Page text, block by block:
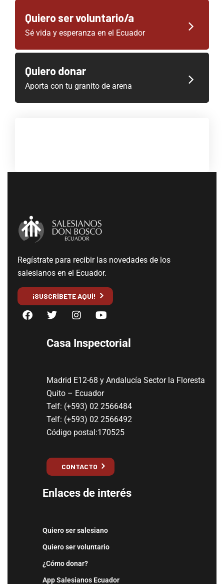
Quiero ser voluntario/a
Sé vida y esperanza en el Ecuador
Quiero donar
Aporta con tu granito de arena
Regístrate para recibir las novedades de los
salesianos en el Ecuador.
¡SUSCRÍBETE AQUÍ!
Casa Inspectorial
Madrid E12-68 y Andalucía Sector la Floresta
Quito – Ecuador
Telf: (+593) 02 2566484
Telf: (+593) 02 2566492
Código postal:170525
CONTACTO
Enlaces de interés
Quiero ser salesiano
Quiero ser voluntario
¿Cómo donar?
App Salesianos Ecuador